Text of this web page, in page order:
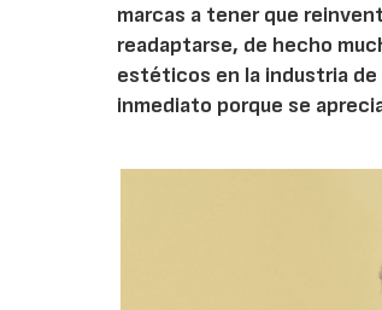
marcas a tener que
readaptarse, de hecho
estéticos en la industria de
inmediato porque se